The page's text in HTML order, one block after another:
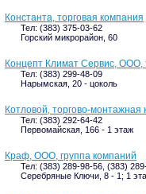
Константа, торговая компания
Тел: (383) 375-03-62
Горский микрорайон, 60
Концепт Климат Сервис,
Тел: (383) 299-48-09
Нарымская, 20 - цоколь
Котловой, торгово-монтажная
Тел: (383) 292-64-42
Первомайская, 166 - 1 этаж
Краф, ООО, группа компаний
Тел: (383) 289-98-56, (383)
Серебряные Ключи, 8 - 1; 1